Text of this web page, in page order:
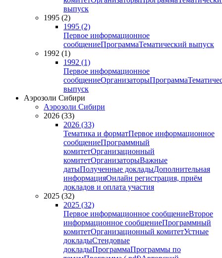
выпуск
1995 (2)
1995 (2)
Первое информационное
сообщениеПрограммаТематический выпуск
1992 (1)
1992 (1)
Первое информационное
сообщениеОрганизаторыПрограмма
выпуск
Аэрозоли Сибири
Аэрозоли Сибири
2026 (33)
2026 (33)
Тематика и форматПервое информационное
сообщениеПрограммный
комитетОрганизационный
комитетОрганизаторыВажные
датыПолученные докладыДополнительная
информацияОнлайн регистрация, приём
докладов и оплата участия
2025 (32)
2025 (32)
Первое информационное сообщениеВторое
информационное сообщениеПрограммный
комитетОрганизационный комитетУстные
докладыСтендовые
докладыПрограммаПрограммы по